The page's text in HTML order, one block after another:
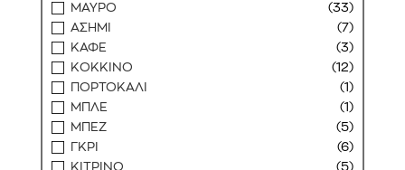
ΜΑΥΡΟ
(33)
ΑΣΗΜΙ
(7)
ΚΑΦΕ
(3)
ΚΟΚΚΙΝΟ
(12)
ΠΟΡΤΟΚΑΛΙ
(1)
ΜΠΛΕ
(1)
ΜΠΕΖ
(5)
ΓΚΡΙ
(6)
ΚΙΤΡΙΝΟ
(5)